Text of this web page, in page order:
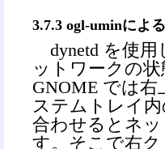
3.7.3 ogl-uminによ
dynetd を使用
ットワークの
GNOME では
ステムトレイ
合わせるとネ
す。そこで右